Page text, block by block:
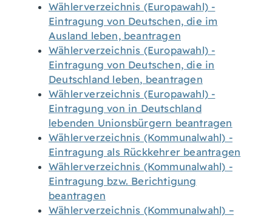
Wählerverzeichnis (Europawahl) -
Eintragung von Deutschen, die im
Ausland leben, beantragen
Wählerverzeichnis (Europawahl) -
Eintragung von Deutschen, die in
Deutschland leben, beantragen
Wählerverzeichnis (Europawahl) -
Eintragung von in Deutschland
lebenden Unionsbürgern beantragen
Wählerverzeichnis (Kommunalwahl) -
Eintragung als Rückkehrer beantragen
Wählerverzeichnis (Kommunalwahl) -
Eintragung bzw. Berichtigung
beantragen
Wählerverzeichnis (Kommunalwahl) –